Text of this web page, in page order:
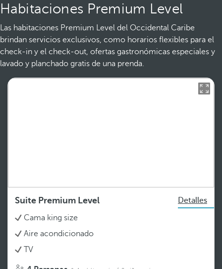
Habitaciones Premium Level
Las habitaciones Premium Level del Occidental Caribe
brindan servicios exclusivos, como horarios flexibles para el
check-in y el check-out, ofertas gastronómicas especiales y
lavado y planchado gratis de una prenda.
Suite Premium Level
Detalles
Cama king size
Aire acondicionado
TV